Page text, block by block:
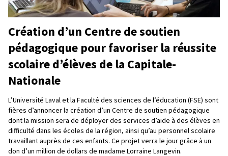
Création d’un Centre de soutien
pédagogique pour favoriser la réussite
scolaire d’élèves de la Capitale-
Nationale
L’Université Laval et la Faculté des sciences de l’éducation (FSE) sont
fières d’annoncer la création d’un Centre de soutien pédagogique
dont la mission sera de déployer des services d’aide à des élèves en
difficulté dans les écoles de la région, ainsi qu’au personnel scolaire
travaillant auprès de ces enfants. Ce projet verra le jour grâce à un
don d’un million de dollars de madame Lorraine Langevin.